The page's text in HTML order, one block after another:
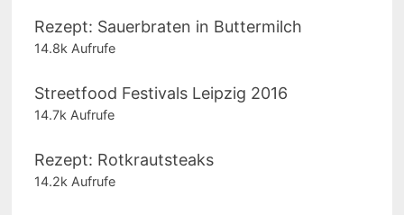
Rezept: Sauerbraten in Buttermilch
14.8k Aufrufe
Streetfood Festivals Leipzig 2016
14.7k Aufrufe
Rezept: Rotkrautsteaks
14.2k Aufrufe